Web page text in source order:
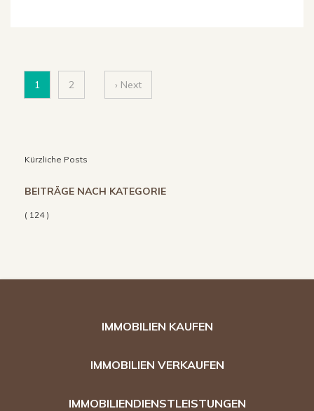
1 2 › Next
Kürzliche Posts
BEITRÄGE NACH KATEGORIE
( 124 )
IMMOBILIEN KAUFEN
IMMOBILIEN VERKAUFEN
IMMOBILIENDIENSTLEISTUNGEN